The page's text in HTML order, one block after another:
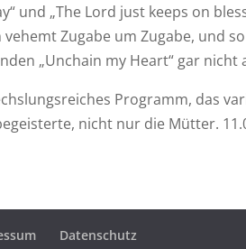
und „The Lord just keeps on
Zugabe um Zugabe, und
„Unchain my Heart“ gar
Programm, das
nicht nur die Mütter.
Datenschutz